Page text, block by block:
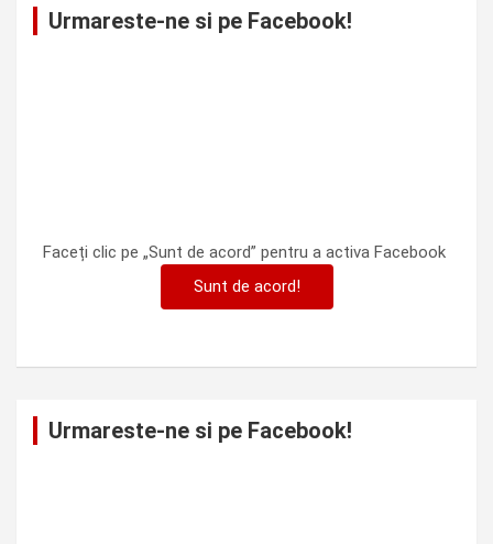
Urmareste-ne si pe Facebook!
Faceți clic pe „Sunt de acord” pentru a activa Facebook
Sunt de acord!
Urmareste-ne si pe Facebook!